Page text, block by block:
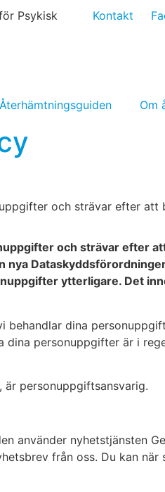
Psykisk
Kontakt
Om
och strävar efter att
och strävar efter
nya
ytterligare. Det
behandlar dina
personuppgifter är i
, är personuppgiftsansvarig.
använder nyhetstjänsten
från oss. Du kan